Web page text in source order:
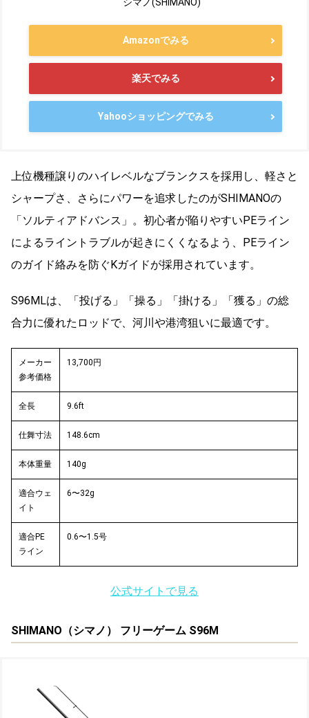
シマノ(SHIMANO)
Amazonでみる
楽天でみる
Yahooショッピングでみる
上位機種譲りのハイレベルなブランクスを採用し、軽さと
シャープさ、さらにパワーを追求したのがSHIMANOの
「ソルティアドバンス」。初心者が陥りやすいPEライン
によるライントラブルが起きにくくなるよう、PEライン
のガイド絡みを防ぐKガイドが採用されています。
S96MLは、「投げる」「操る」「掛ける」「獲る」の総
合力に優れたロッドで、河川や港湾狙いに最適です。
メーカー
参考価格
13,700円
全長 9.6ft
仕舞寸法 148.6cm
本体重量 140g
適合ウェ
イト
6〜32g
適合PE
ライン
0.6〜1.5号
公式サイトで見る
SHIMANO（シマノ） フリーゲーム S96M